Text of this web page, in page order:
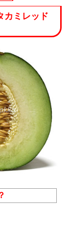
カミレッド